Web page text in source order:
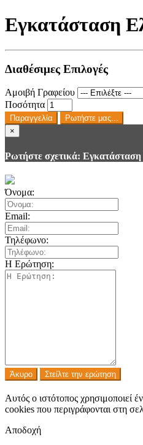
Εγκατάσταση
Διαθέσιμες Επιλογές
Αμοιβή Γραφείου
Ποσότητα
Παραγγελία
Ρωτήστε μας...
×
Ρωτήστε σχετικά: Εγκατάσταση
Όνομα:
Email:
Τηλέφωνο:
Η Ερώτηση:
Άκυρο Στείλτε την ερώτηση
Αυτός ο ιστότοπος χρησιμοποιεί
cookies που περιγράφονται στη
Αποδοχή